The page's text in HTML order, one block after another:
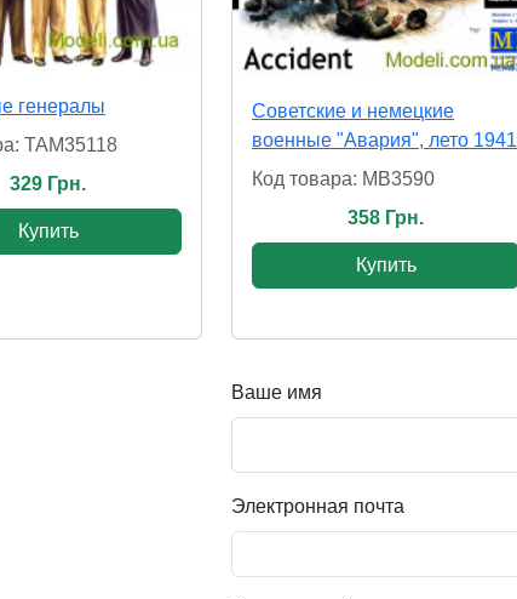
генералы
TAM35118
329 Грн.
Купить
Советские и немецкие
военные "Авария", лето 1941
Код товара: MB3590
358 Грн.
Купить
Ваше имя
Электронная почта